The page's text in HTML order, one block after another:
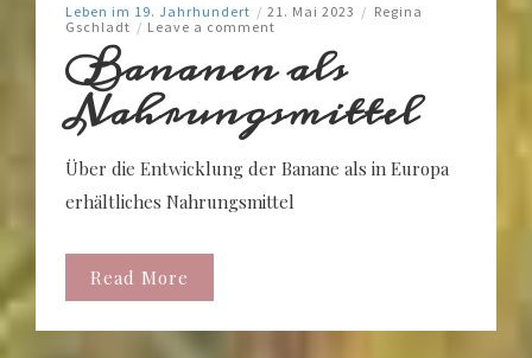
Leben im 19. Jahrhundert / 21. Mai 2023 / Regina
Gschladt / Leave a comment
Bananen als
Nahrungsmittel
Über die Entwicklung der Banane als in Europa
erhältliches Nahrungsmittel
Read More